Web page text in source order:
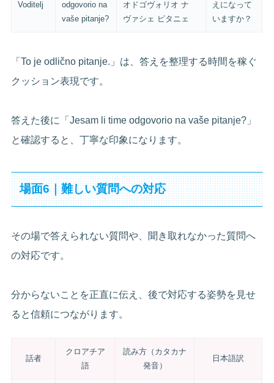
Voditelj
odgovorio na
vaše pitanje?
オドゴヴォリオ ナ
ヴァシェ ピタニェ
えになって
いますか？
「To je odlično pitanje.」は、答えを整理する時間を稼ぐ
クッション表現です。
答えた後に「Jesam li time odgovorio na vaše pitanje?」
と確認すると、丁寧な印象になります。
場面6｜難しい質問への対応
その場で答えられない質問や、聞き取れなかった質問へ
の対応です。
分からないことを正直に伝え、後で対応する姿勢を見せ
ると信頼につながります。
話者
クロアチア
語
読み方（カタカナ
発音）
日本語訳